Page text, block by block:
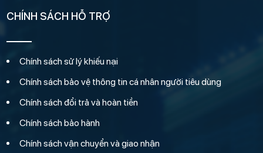
CHÍNH SÁCH HỖ TRỢ
Chính sách sử lý khiếu nại
Chính sách bảo vệ thông tin cá nhân người tiêu dùng
Chính sách đổi trả và hoàn tiền
Chính sách bảo hành
Chính sách vận chuyển và giao nhận